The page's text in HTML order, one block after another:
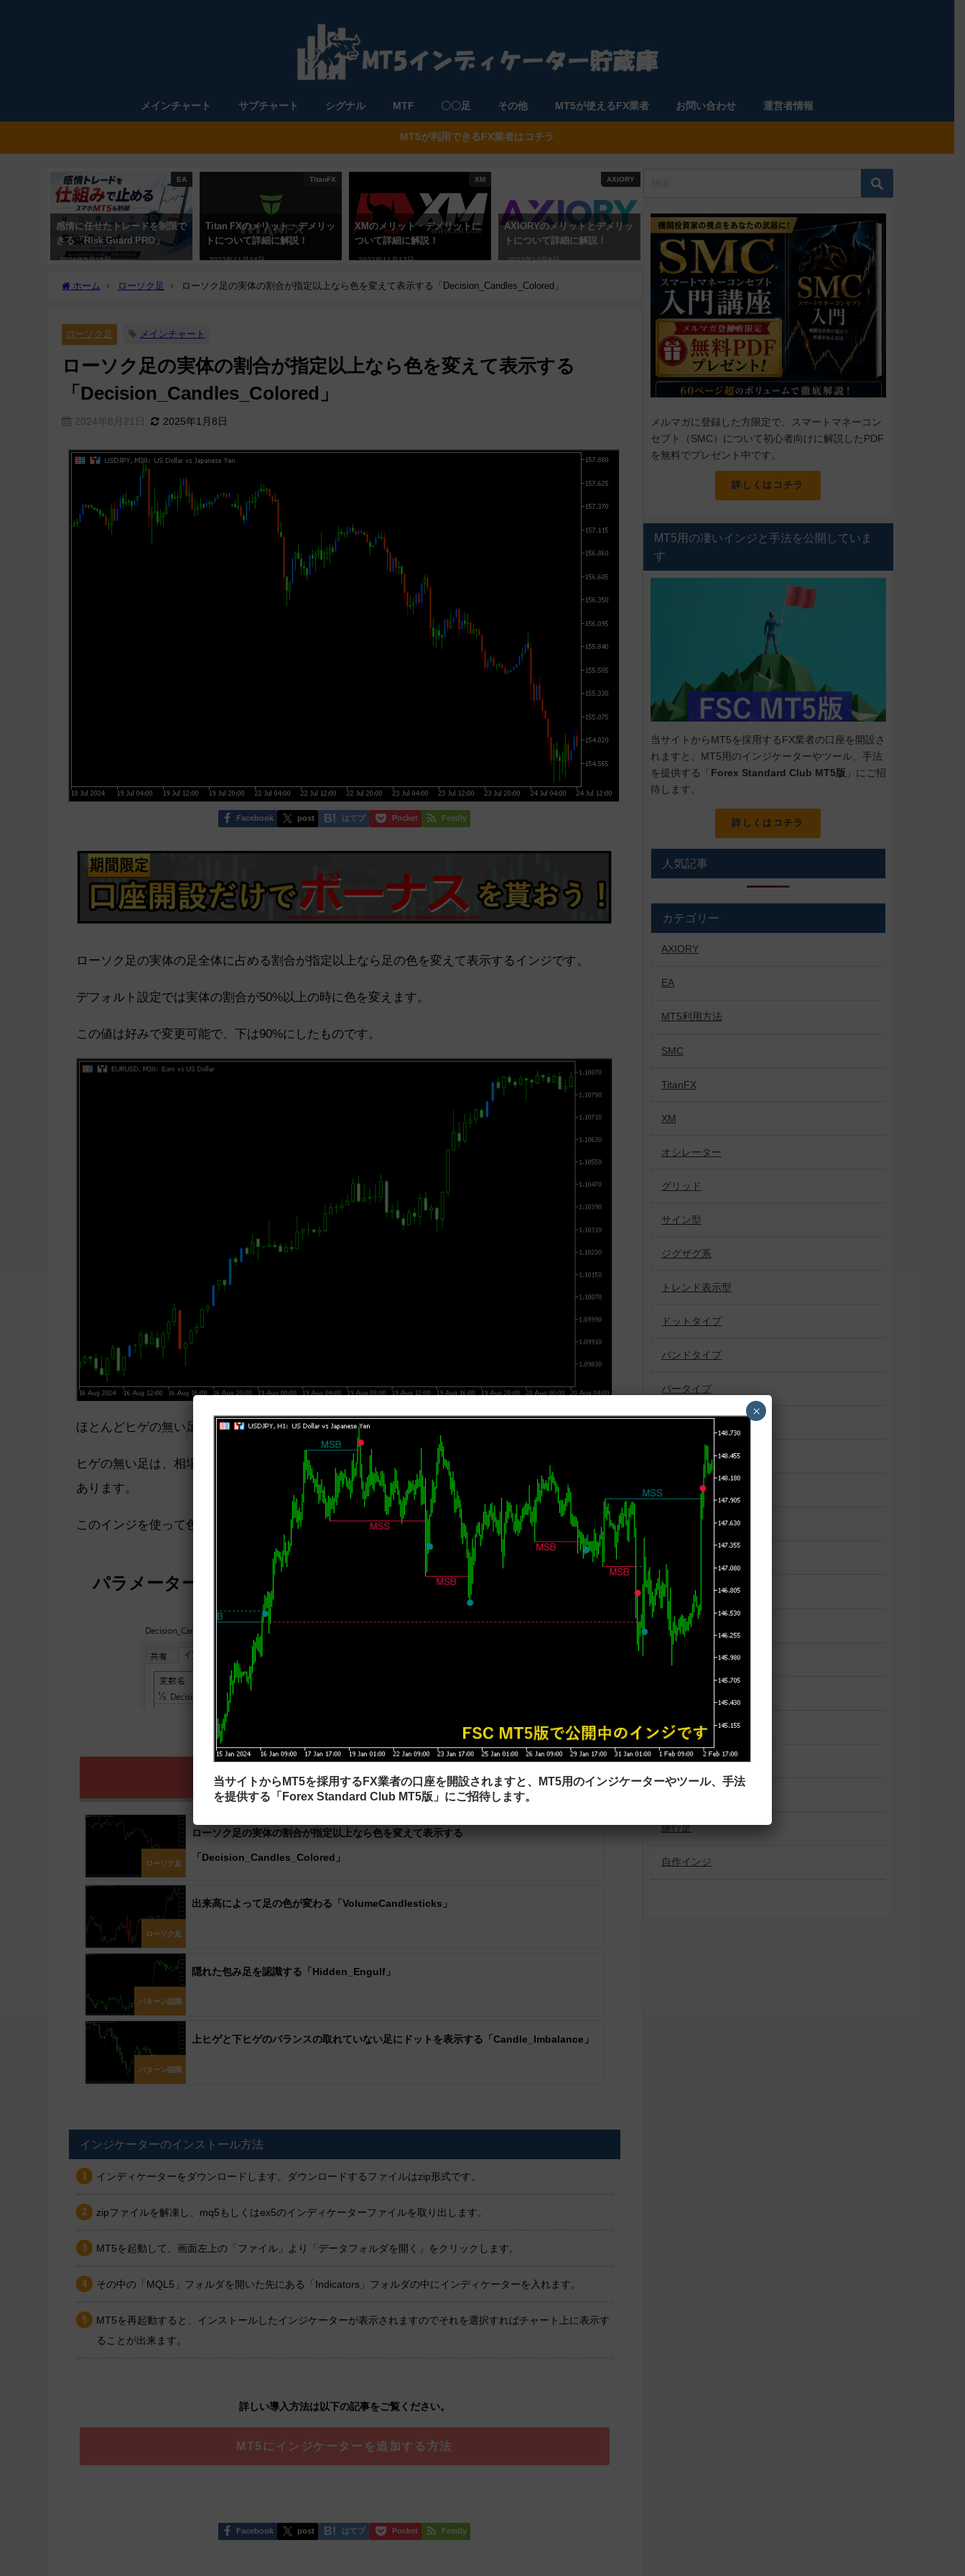
メインチャート サブチャート シグナル MTF 〇〇足 その他 MT5が使えるFX業者 お問い合わせ 運営者情報
MT5が利用できるFX業者はコチラ
EA
感情に任せたトレードを制限で
きる「Risk Guard PRO」
2026年5月15日
TitanFX
Titan FXのメリット・デメリッ
トについて詳細に解説！
2022年11月24日
XM
XMのメリット・デメリットに
ついて詳細に解説！
2022年11月17日
AXIORY
AXIORYのメリットとデメリッ
トについて詳細に解説！
2022年12月8日
ホーム ローソク足 ローソク足の実体の割合が指定以上なら色を変えて表示する「Decision_Candles_Colored」
ローソク足 メインチャート
ローソク足の実体の割合が指定以上なら色を変えて表示する
「Decision_Candles_Colored」
2024年8月21日 2025年1月8日
Facebook post はてブ Pocket Feedly
ローソク足の実体の足全体に占める割合が指定以上なら足の色を変えて表示するインジです。
デフォルト設定では実体の割合が50%以上の時に色を変えます。
この値は好みで変更可能で、下は90%にしたものです。
ほとんどヒゲの無い足の色が変わっています。
ヒゲの無い足は、相場に影響を与えたと考えられる足で、その後の相場の方向を決定づけることも
あります。
このインジを使って色々と検証することで新たな発見が得られることでしょう。
パラメーター設定
Decision_Candles_Coloredのダウンロード
ローソク足
ローソク足の実体の割合が指定以上なら色を変えて表示する
「Decision_Candles_Colored」
ローソク足
出来高によって足の色が変わる「VolumeCandlesticks」
パターン認識
隠れた包み足を認識する「Hidden_Engulf」
パターン認識
上ヒゲと下ヒゲのバランスの取れていない足にドットを表示する「Candle_Imbalance」
インジケーターのインストール方法
インディケーターをダウンロードします。ダウンロードするファイルはzip形式です。
zipファイルを解凍し、mq5もしくはex5のインディケーターファイルを取り出します。
MT5を起動して、画面左上の「ファイル」より「データフォルダを開く」をクリックします。
その中の「MQL5」フォルダを開いた先にある「Indicators」フォルダの中にインディケーターを入れます。
MT5を再起動すると、インストールしたインジケーターが表示されますのでそれを選択すればチャート上に表示す
ることが出来ます。
詳しい導入方法は以下の記事をご覧ください。
MT5にインジケーターを追加する方法
Facebook post はてブ Pocket Feedly
メルマガに登録した方限定で、スマートマネーコン
セプト（SMC）について初心者向けに解説したPDF
を無料でプレゼント中です。
詳しくはコチラ
MT5用の凄いインジと手法を公開していま
す
当サイトからMT5を採用するFX業者の口座を開設さ
れますと、MT5用のインジケーターやツール、手法
を提供する「 Forex Standard Club MT5版 」にご招
待します。
詳しくはコチラ
人気記事
カテゴリー
AXIORY
EA
MT5利用方法
SMC
TitanFX
XM
オシレーター
グリッド
サイン型
ジグザグ系
トレンド表示型
ドットタイプ
バンドタイプ
バータイプ
パターン認識
プロファイル系
ボックス
マーケットプロファイル
ローソク足
一目均衡表
未分類
相場状況表示
練行足
自作インジ
当サイトからMT5を採用するFX業者の口座を開設されますと、MT5用のインジケーターやツール、手法
を提供する「Forex Standard Club MT5版」にご招待します。
×